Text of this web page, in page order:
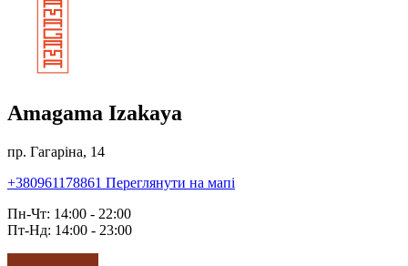
Amagama Izakaya
пр. Гагаріна, 14
+380961178861 Переглянути на мапі
Пн-Чт: 14:00 - 22:00
Пт-Нд: 14:00 - 23:00